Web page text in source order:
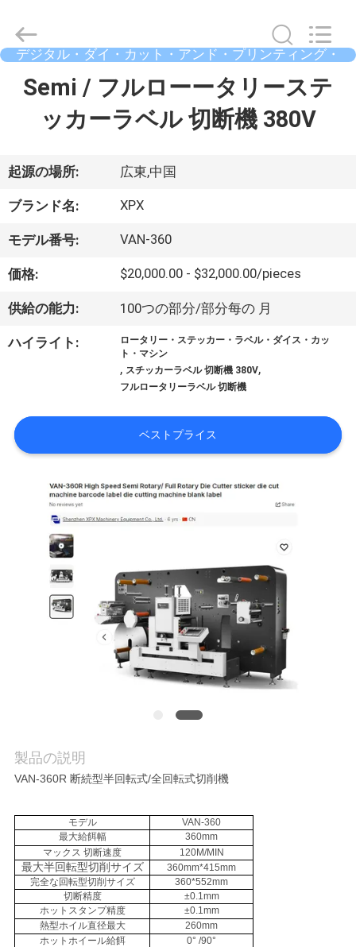
製
品
デ
オ
VR
シ
つ
い
て
工
場
ツ
Shenzhen
XPX
Machinery
デジタル・ダイ・カット・アンド・プリンティング・
マシン
Semi / フルローータリーステ
ッカーラベル 切断機 380V
起源の場所: 広東,中国
ブランド名: XPX
モデル番号: VAN-360
価格: $20,000.00 - $32,000.00/pieces
供給の能力: 100つの部分/部分每の 月
ハイライト:
ロータリー・ステッカー・ラベル・ダイス・カッ
ト・マシン
, スチッカーラベル 切断機 380V,
フルロータリーラベル 切断機
ベストプライス
製品の説明
VAN-360R 断続型半回転式/全回転式切削機
モデル
VAN-360
最大給餌幅
360mm
マックス 切断速度
120M/MIN
最大半回転型切削サイズ
360mm*415mm
完全な回転型切削サイズ
360*552mm
切断精度
±0.1mm
ホットスタンプ精度
±0.1mm
熱型ホイル直径最大
260mm
ホットホイール給餌
0° /90°